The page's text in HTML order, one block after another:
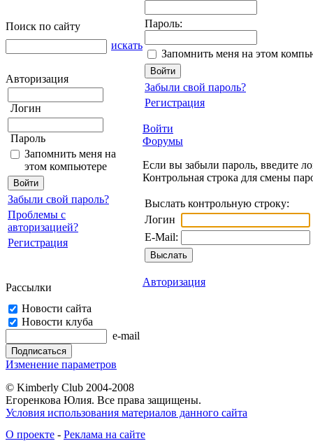
Поиск по сайту
искать
Авторизация
Логин
Пароль
Запомнить меня на
этом компьютере
Забыли свой пароль?
Проблемы с
авторизацией?
Регистрация
Рассылки
Новости сайта
Новости клуба
e-mail
Изменение параметров
Пароль:
Запомнить меня на этом
Забыли свой пароль?
Регистрация
Войти
Форумы
Если вы забыли пароль, введите
Контрольная строка для смены
Выслать контрольную строку:
Логин
E-Mail:
Авторизация
© Kimberly Club 2004-2008
Егоренкова Юлия. Все права защищены.
Условия использования материалов данного сайта
О проекте - Реклама на сайте